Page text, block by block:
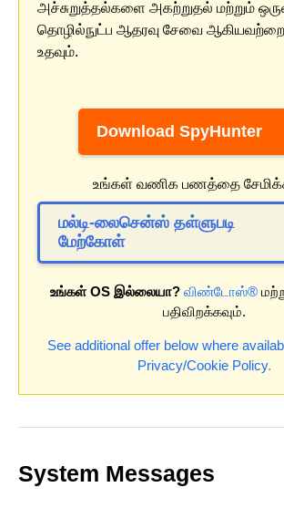
அச்சுறுத்தல்களை அகற்றுதல் மற்றும்
தொழில்நுட்ப ஆதரவு சேவை
உதவும்.
Download SpyHunter
உங்கள் வணிக பணத்தை
மல்டி-லைசென்ஸ் தள்ளுபடி
மேற்கோள்
உங்கள் OS இல்லையா? விண்டோஸ்®
பதிவிறக்கவும்.
See additional offer below where
Privacy/Cookie Policy.
System Messages